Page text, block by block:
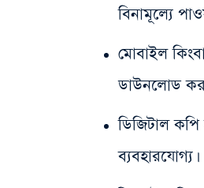
বিনামূল্যে
মোবাইল
ডাউনলোড করা
ডিজিটাল
ব্যবহারযোগ্য।